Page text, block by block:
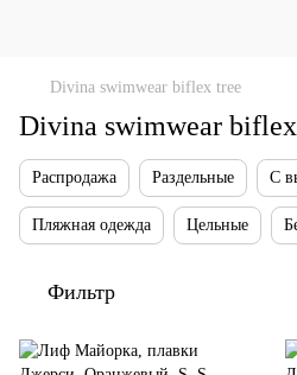
Divina swimwear biflex tree
Divina swimwear
Распродажа Раздельные С
Пляжная одежда Цельные
Фильтр